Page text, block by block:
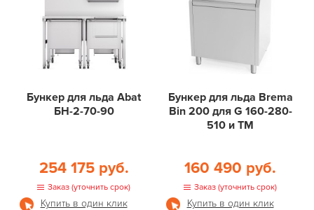
Бункер для льда Abat
БН-2-70-90
254 175 руб.
Заказ (уточнить срок)
Купить в один клик
Бункер для льда Brema
Bin 200 для G 160-280-
510 и TM
160 490 руб.
Заказ (уточнить срок)
Купить в один клик